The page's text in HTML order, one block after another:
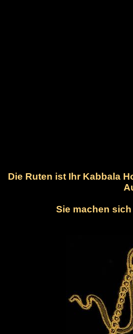
Die Ruten ist Ihr Kabbala
Sie machen